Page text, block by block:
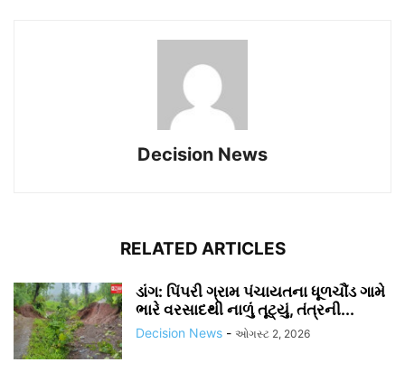
Decision News
RELATED ARTICLES
ડાંગ: પિંપરી ગ્રામ પંચાયતના ધૂળચૌંડ ગામે
ભારે વરસાદથી નાળું તૂટ્યું, તંત્રની...
Decision News - ઓગસ્ટ 2, 2026